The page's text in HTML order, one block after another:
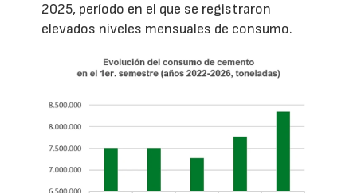
2025, período en el que se registraron
elevados niveles mensuales de consumo.